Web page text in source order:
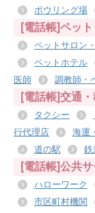
ボウリング場
[電話帳]ペッ
ペットサロン
ペットホテル
医師
調教師・
[電話帳]交通
タクシー
行代理店
海運
道の駅
鉄
[電話帳]公共
ハローワーク
市区町村機関